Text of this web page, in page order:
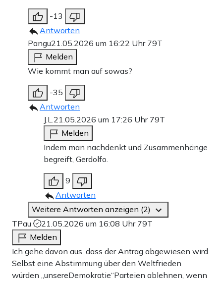
-13
Antworten
Pangu21.05.2026 um 16:22 Uhr 79T
Melden
Wie kommt man auf sowas?
-35
Antworten
J.L. 21.05.2026 um 17:26 Uhr 79T
Melden
Indem man nachdenkt und Zusammenhänge
begreift, Gerdolfo.
9
Antworten
Weitere Antworten anzeigen (2)
TPau
21.05.2026 um 16:08 Uhr 79T
Melden
Ich gehe davon aus, dass der Antrag abgewiesen wird.
Selbst eine Abstimmung über den Weltfrieden
würden „unsereDemokratie“Parteien ablehnen, wenn